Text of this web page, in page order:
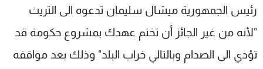
رئيس الجمهورية ميشال سليمان تدعوه الى التريث
"لأنه من غير الجائز أن تختم عهدك بمشروع حكومة قد
تؤدي الى الصدام وبالتالي خراب البلد" وذلك بعد مواقفه
الإنـتـاج
لاعلاناتكم
تواصل معنا
شروط الإسـتخدام
سياسة الخصوصية